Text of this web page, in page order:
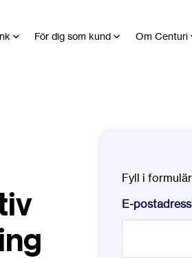
För dig som kund Om Centuri
Fyll i
E-postadress